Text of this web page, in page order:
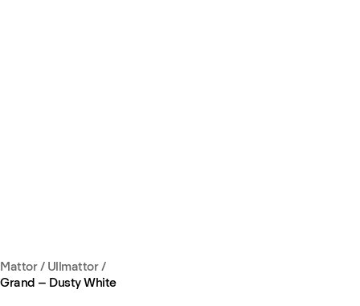
Mattor/ Ullmattor/
Grand – Dusty White